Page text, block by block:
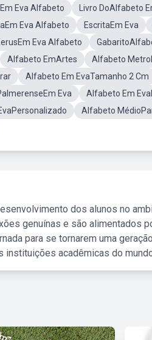
Eva Alfabeto
Livro DoAlfabeto
Eva Alfabeto EscritaEm Eva
Eva Alfabeto
Alfabeto EmArtes
Alfabeto
Alfabeto Em EvaTamanho 2 Cm
Eva
Alfabeto Em
Alfabeto
dos alunos no
genuínas e são alimentados
para se tornarem uma
acadêmicas do